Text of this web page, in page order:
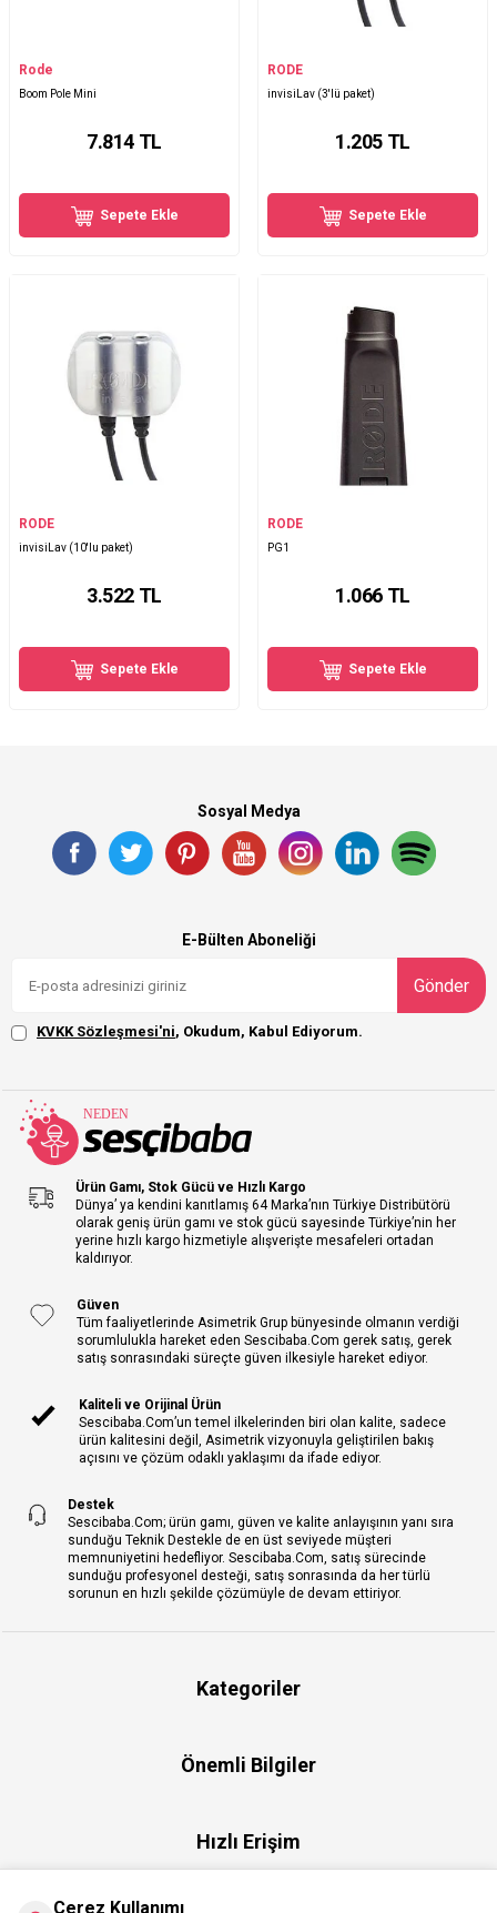
Rode
Boom Pole Mini
7.814 TL
Sepete Ekle
RODE
invisiLav (3'lü paket)
1.205 TL
Sepete Ekle
RODE
invisiLav (10'lu paket)
3.522 TL
Sepete Ekle
RODE
PG1
1.066 TL
Sepete Ekle
Sosyal Medya
E-Bülten Aboneliği
Gönder
KVKK Sözleşmesi'ni, Okudum, Kabul Ediyorum.
Ürün Gamı, Stok Gücü ve Hızlı Kargo
Dünya’ ya kendini kanıtlamış 64 Marka’nın Türkiye Distribütörü
olarak geniş ürün gamı ve stok gücü sayesinde Türkiye’nin her
yerine hızlı kargo hizmetiyle alışverişte mesafeleri ortadan
kaldırıyor.
Güven
Tüm faaliyetlerinde Asimetrik Grup bünyesinde olmanın verdiği
sorumlulukla hareket eden Sescibaba.Com gerek satış, gerek
satış sonrasındaki süreçte güven ilkesiyle hareket ediyor.
Kaliteli ve Orijinal Ürün
Sescibaba.Com’un temel ilkelerinden biri olan kalite, sadece
ürün kalitesini değil, Asimetrik vizyonuyla geliştirilen bakış
açısını ve çözüm odaklı yaklaşımı da ifade ediyor.
Destek
Sescibaba.Com; ürün gamı, güven ve kalite anlayışının yanı sıra
sunduğu Teknik Destekle de en üst seviyede müşteri
memnuniyetini hedefliyor. Sescibaba.Com, satış sürecinde
sunduğu profesyonel desteği, satış sonrasında da her türlü
sorunun en hızlı şekilde çözümüyle de devam ettiriyor.
Kategoriler
Önemli Bilgiler
Hızlı Erişim
Çerez Kullanımı